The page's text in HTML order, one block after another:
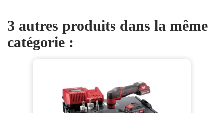
3 autres produits dans la même
catégorie :